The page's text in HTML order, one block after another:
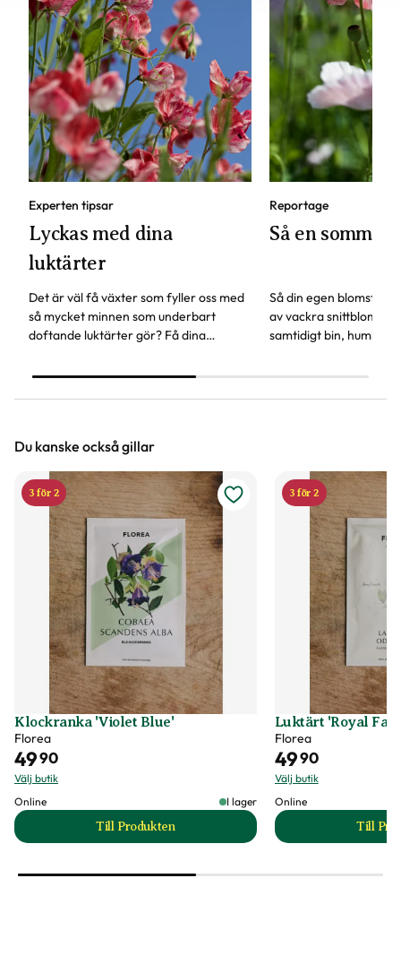
Experten tipsar
Lyckas med dina
luktärter
Det är väl få växter som fyller oss med
så mycket minnen som underbart
doftande luktärter gör? Få dina
här är experttipsen!
Reportage
Så en
Så din egen
av vackra
samtidigt bin, humlor
Trädgårdsprofilen
Du kanske också gillar
3 för 2
Klockranka 'Violet Blue'
Florea
4990
Välj butik
Online
I lager
Till Produkten
till Klockranka 'Violet Blue' produktsida
3 för 2
Luktärt 'Royal
Florea
4990
Välj butik
Online
Till